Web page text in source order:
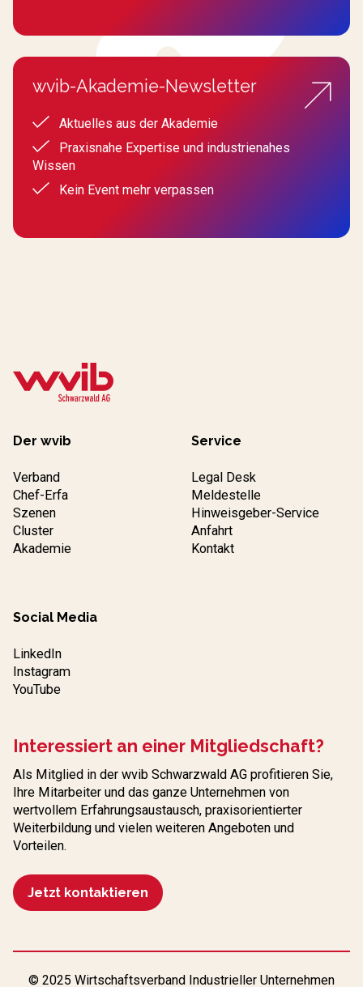
wvib-Akademie-Newsletter
Aktuelles aus der Akademie
Praxisnahe Expertise und industrienahes
Wissen
Kein Event mehr verpassen
Der wvib
Verband
Chef-Erfa
Szenen
Cluster
Akademie
Service
Legal Desk
Meldestelle
Hinweisgeber-Service
Anfahrt
Kontakt
Social Media
LinkedIn
Instagram
YouTube
Interessiert an einer Mitgliedschaft?
Als Mitglied in der wvib Schwarzwald AG profitieren Sie,
Ihre Mitarbeiter und das ganze Unternehmen von
wertvollem Erfahrungs­austausch, praxisorientierter
Weiterbildung und vielen weiteren Angeboten und
Vorteilen.
Jetzt kontaktieren
© 2025 Wirtschaftsverband Industrieller Unternehmen